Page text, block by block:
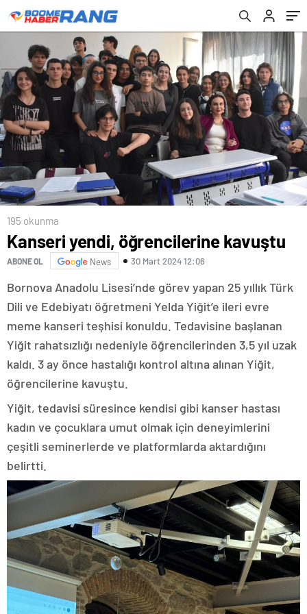
195 okunma
Kanseri yendi, öğrencilerine kavuştu
ABONE OL News 30 Mart 2024 12:06
Bornova Anadolu Lisesi’nde görev yapan 25 yıllık Türk
Dili ve Edebiyatı öğretmeni Yelda Yiğit’e ileri evre
meme kanseri teşhisi konuldu. Tedavisine başlanan
Yiğit rahatsızlığı nedeniyle öğrencilerinden 3,5 yıl uzak
kaldı. 3 ay önce hastalığı kontrol altına alınan Yiğit,
öğrencilerine kavuştu.
Yiğit, tedavisi süresince kendisi gibi kanser hastası
kadın ve çocuklara umut olmak için deneyimlerini
çeşitli seminerlerde ve platformlarda aktardığını
belirtti.